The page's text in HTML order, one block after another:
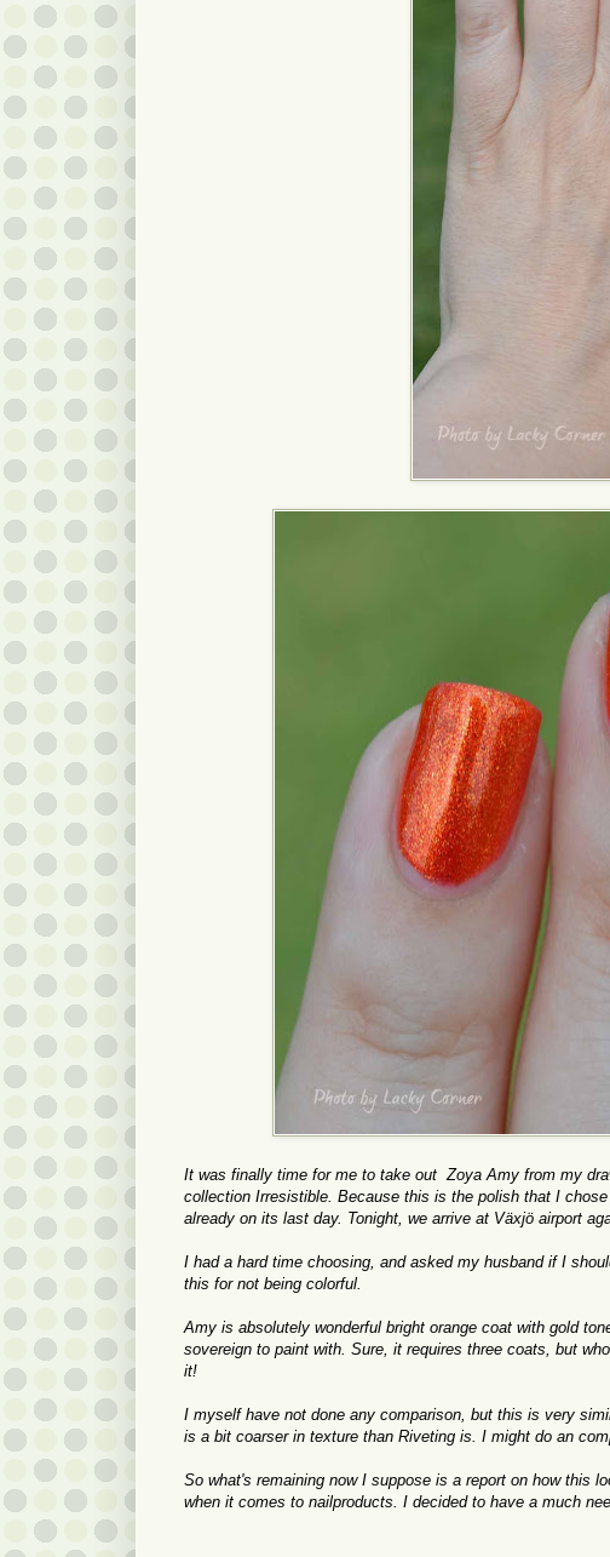
It was finally time for me to take out Zoya Amy from my
collection Irresistible. Because this is the polish that I
already on its last day. Tonight, we arrive at Växjö airport
I had a hard time choosing, and asked my husband if I
this for not being colorful.
Amy is absolutely wonderful bright orange coat with gold
sovereign to paint with. Sure, it requires three coats, but
it!
I myself have not done any comparison, but this is very
is a bit coarser in texture than Riveting is. I might do an
So what's remaining now I suppose is a report on how this
when it comes to nailproducts. I decided to have a much